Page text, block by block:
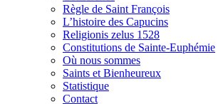
Règle de Saint François
L’histoire des Capucins
Religionis zelus 1528
Constitutions de Sainte-Euphémie
Où nous sommes
Saints et Bienheureux
Statistique
Contact